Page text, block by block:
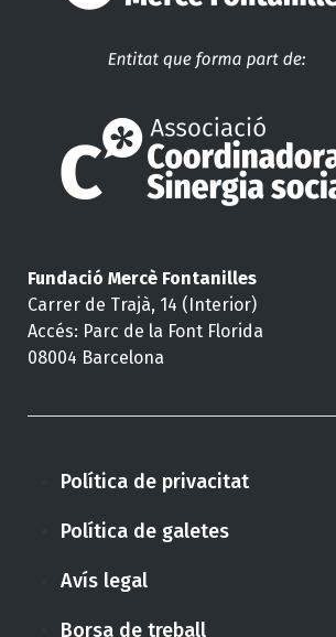
Fundació Mercè Fontanilles
Carrer de Trajà, 14 (Interior)
Accés: Parc de la Font Florida
08004 Barcelona
Política de privacitat
Política de galetes
Avís legal
Borsa de treball